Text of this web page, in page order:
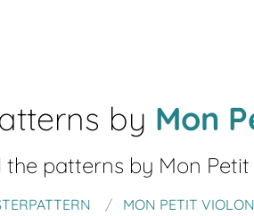
by Mon
the patterns by Mon
MON PETIT VIOLON